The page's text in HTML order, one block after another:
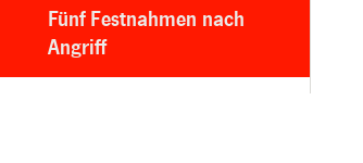
Fünf Festnahmen nach
Angriff